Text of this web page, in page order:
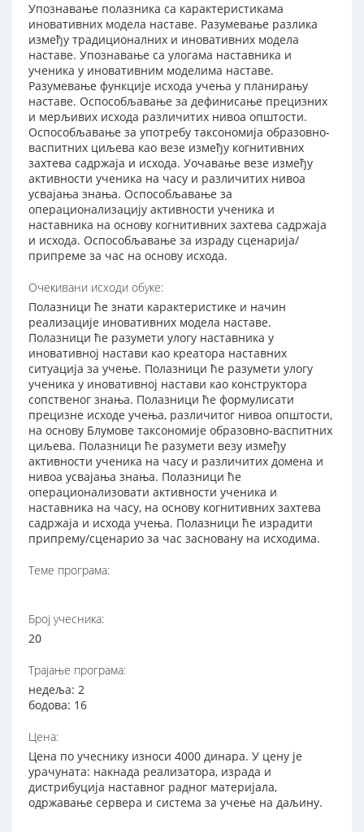
Упознавање полазника са карактеристикама
иновативних модела наставе. Разумевање разлика
између традиционалних и иновативних модела
наставе. Упознавање са улогама наставника и
ученика у иновативним моделима наставе.
Разумевање функције исхода учења у планирању
наставе. Оспособљавање за дефинисање прецизних
и мерљивих исхода различитих нивоа општости.
Оспособљавање за употребу таксономија образовно-
васпитних циљева као везе између когнитивних
захтева садржаја и исхода. Уочавање везе између
активности ученика на часу и различитих нивоа
усвајања знања. Оспособљавање за
операционализацију активности ученика и
наставника на основу когнитивних захтева садржаја
и исхода. Оспособљавање за израду сценарија/
припреме за час на основу исхода.
Очекивани исходи обуке:
Полазници ће знати карактеристике и начин
реализације иновативних модела наставе.
Полазници ће разумети улогу наставника у
иновативној настави као креатора наставних
ситуација за учење. Полазници ће разумети улогу
ученика у иновативној настави као конструктора
сопственог знања. Полазници ће формулисати
прецизне исходе учења, различитог нивоа општости,
на основу Блумове таксономије образовно-васпитних
циљева. Полазници ће разумети везу између
активности ученика на часу и различитих домена и
нивоа усвајања знања. Полазници ће
операционализовати активности ученика и
наставника на часу, на основу когнитивних захтева
садржаја и исхода учења. Полазници ће израдити
припрему/сценарио за час засновану на исходима.
Теме програма:
Број учесника:
20
Трајање програма:
недеља: 2
бодова: 16
Цена:
Цена по учеснику износи 4000 динара. У цену је
урачуната: накнада реализатора, израда и
дистрибуција наставног радног материјала,
одржавање сервера и система за учење на даљину.